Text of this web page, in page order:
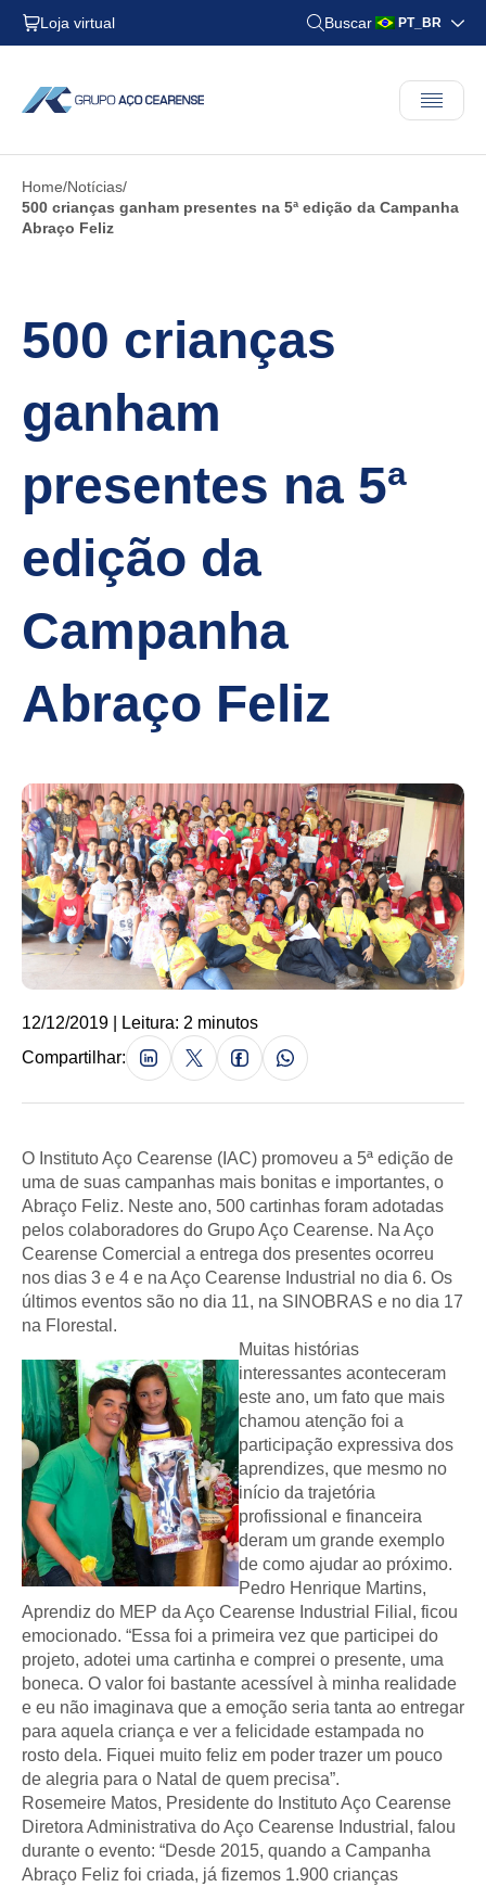
Loja virtual Buscar PT_BR
Home Notícias
500 crianças ganham presentes na 5ª edição da Campanha
Abraço Feliz
500 crianças
ganham
presentes na 5ª
edição da
Campanha
Abraço Feliz
12/12/2019 | Leitura: 2 minutos
Compartilhar:
O Instituto Aço Cearense (IAC) promoveu a 5ª edição de
uma de suas campanhas mais bonitas e importantes, o
Abraço Feliz. Neste ano, 500 cartinhas foram adotadas
pelos colaboradores do Grupo Aço Cearense. Na Aço
Cearense Comercial a entrega dos presentes ocorreu
nos dias 3 e 4 e na Aço Cearense Industrial no dia 6. Os
últimos eventos são no dia 11, na SINOBRAS e no dia 17
na Florestal.
Muitas histórias
interessantes aconteceram
este ano, um fato que mais
chamou atenção foi a
participação expressiva dos
aprendizes, que mesmo no
início da trajetória
profissional e financeira
deram um grande exemplo
de como ajudar ao próximo.
Pedro Henrique Martins,
Aprendiz do MEP da Aço Cearense Industrial Filial, ficou
emocionado. “Essa foi a primeira vez que participei do
projeto, adotei uma cartinha e comprei o presente, uma
boneca. O valor foi bastante acessível à minha realidade
e eu não imaginava que a emoção seria tanta ao entregar
para aquela criança e ver a felicidade estampada no
rosto dela. Fiquei muito feliz em poder trazer um pouco
de alegria para o Natal de quem precisa”.
Rosemeire Matos, Presidente do Instituto Aço Cearense
Diretora Administrativa do Aço Cearense Industrial, falou
durante o evento: “Desde 2015, quando a Campanha
Abraço Feliz foi criada, já fizemos 1.900 crianças